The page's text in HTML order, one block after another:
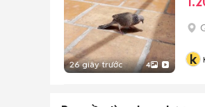
26 giây trước 4 k